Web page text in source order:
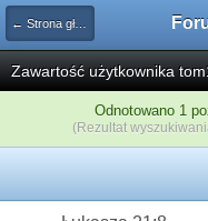
← Strona główna
Zawartość użytkownika
Odnotowano 1
(Rezultat